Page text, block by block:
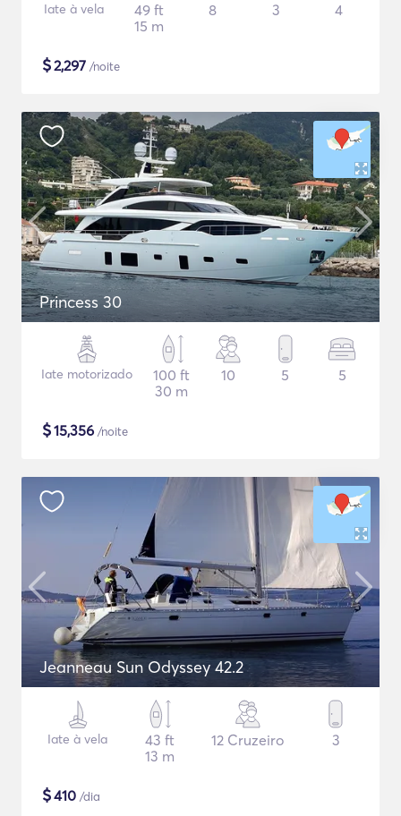
Iate à vela
49 ft
15 m
8 3 4
$2,297 /noite
Princess 30
Iate motorizado
100 ft
30 m
10 5 5
$15,356 /noite
Jeanneau Sun Odyssey 42.2
Iate à vela
43 ft
13 m
12 Cruzeiro 3
$410 /dia